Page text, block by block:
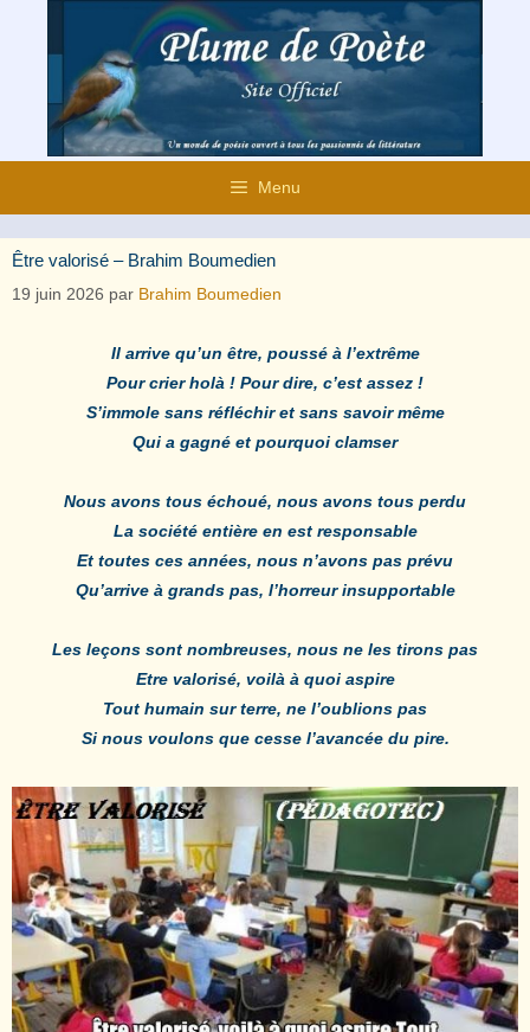
contenu
Menu
Être valorisé – Brahim Boumedien
19 juin 2026 par Brahim Boumedien
Il arrive qu’un être, poussé à l’extrême
Pour crier holà ! Pour dire, c’est assez !
S’immole sans réfléchir et sans savoir même
Qui a gagné et pourquoi clamser
Nous avons tous échoué, nous avons tous perdu
La société entière en est responsable
Et toutes ces années, nous n’avons pas prévu
Qu’arrive à grands pas, l’horreur insupportable
Les leçons sont nombreuses, nous ne les tirons pas
Etre valorisé, voilà à quoi aspire
Tout humain sur terre, ne l’oublions pas
Si nous voulons que cesse l’avancée du pire.